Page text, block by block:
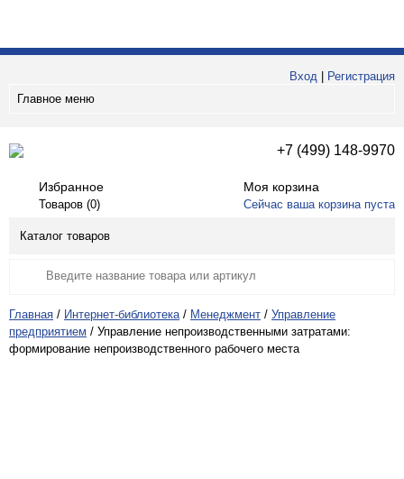
Вход
Регистрация
Главное меню
+7 (499) 148-9970
Избранное
Товаров (0)
Моя корзина
Сейчас ваша корзина пуста
Каталог товаров
Главная / Интернет-библиотека / Менеджмент / Управление
предприятием / Управление непроизводственными затратами:
формирование непроизводственного рабочего места